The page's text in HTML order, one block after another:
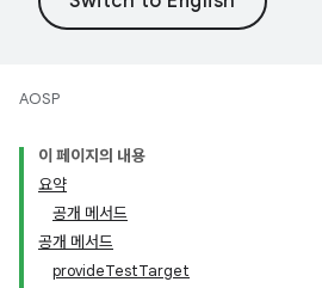
AOSP
이 페이지의 내용
요약
공개 메서드
공개 메서드
provideTestTarget